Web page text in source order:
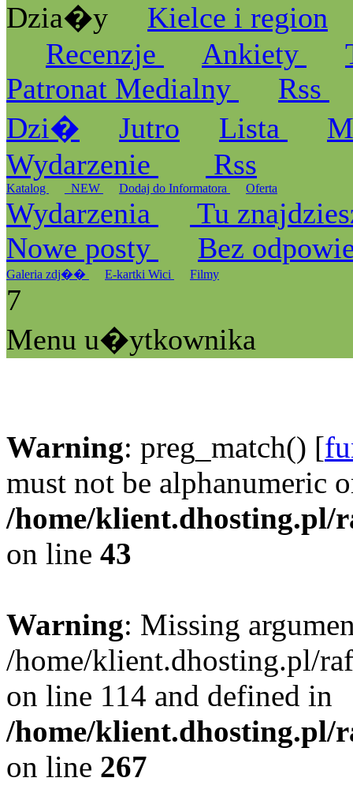
Dzia�y
Kielce i region
Recenzje
Ankiety
Patronat Medialny
Rss
Dzi�
Jutro Lista
Wydarzenie
Rss
Katalog _NEW Dodaj do Informatora Oferta
Wydarzenia
Tu
Nowe posty
Bez
Galeria zdj�� E-kartki Wici Filmy
7
Menu u�ytkownika
Warning: preg_match() [
must not be alphanumeric
/home/klient.dhosting.pl/
on line 43
Warning: Missing
/home/klient.dhosting.pl/
on line 114 and defined in
/home/klient.dhosting.pl/
on line 267